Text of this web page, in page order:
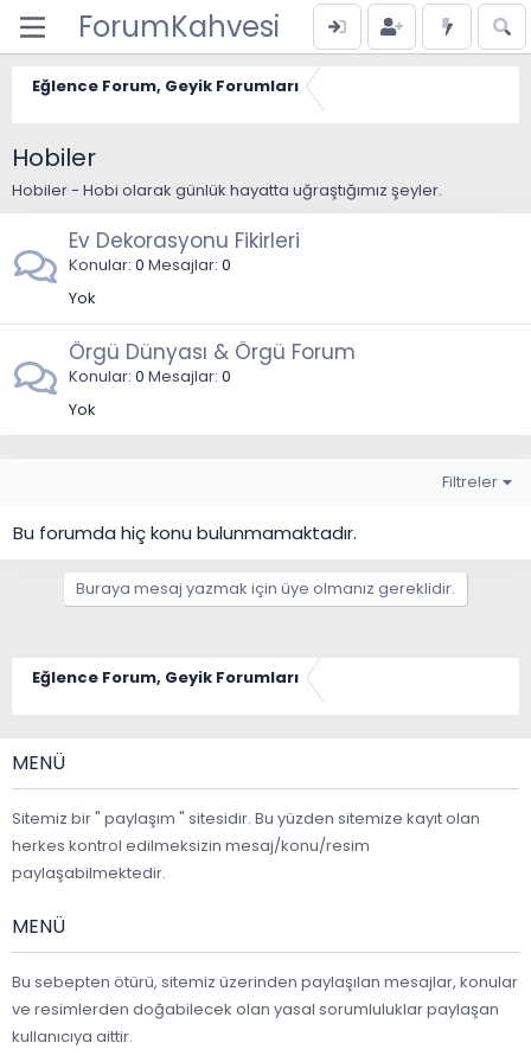
ForumKahvesi
Eğlence Forum, Geyik Forumları
Hobiler
Hobiler - Hobi olarak günlük hayatta uğraştığımız şeyler.
Ev Dekorasyonu Fikirleri
Konular 0 Mesajlar 0
Yok
Örgü Dünyası & Örgü Forum
Konular 0 Mesajlar 0
Yok
Filtreler
Bu forumda hiç konu bulunmamaktadır.
Buraya mesaj yazmak için üye olmanız gereklidir.
Eğlence Forum, Geyik Forumları
MENÜ
Sitemiz bir " paylaşım " sitesidir. Bu yüzden sitemize kayıt olan
herkes kontrol edilmeksizin mesaj/konu/resim
paylaşabilmektedir.
MENÜ
Bu sebepten ötürü, sitemiz üzerinden paylaşılan mesajlar, konular
ve resimlerden doğabilecek olan yasal sorumluluklar paylaşan
kullanıcıya aittir.